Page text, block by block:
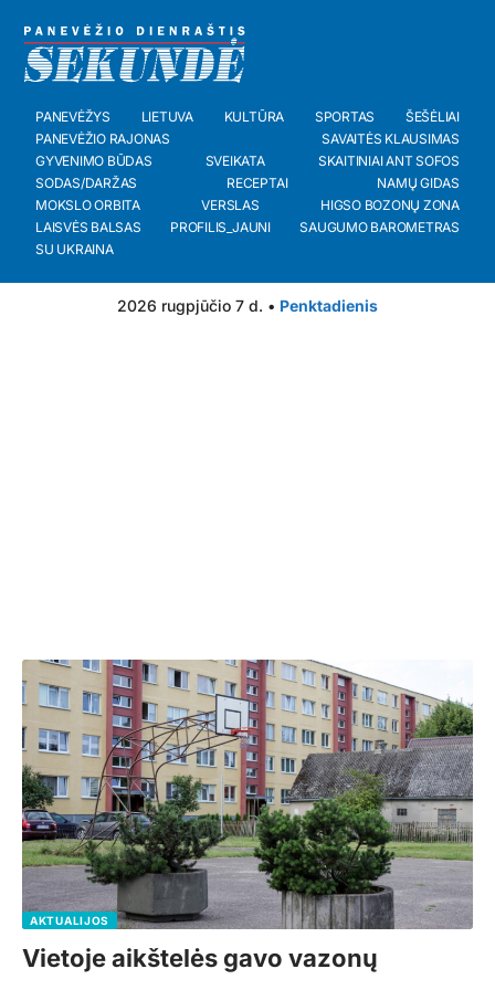
PANEVĖŽYS LIETUVA KULTŪRA SPORTAS
ŠEŠĖLIAI
PANEVĖŽIO RAJONAS
SAVAITĖS KLAUSIMAS
GYVENIMO BŪDAS
SVEIKATA
SKAITINIAI ANT SOFOS
SODAS/DARŽAS
RECEPTAI
NAMŲ GIDAS
MOKSLO ORBITA
VERSLAS
HIGSO BOZONŲ ZONA
LAISVĖS BALSAS
PROFILIS_JAUNI
SAUGUMO BAROMETRAS
SU UKRAINA
2026 rugpjūčio 7 d. • Penktadienis
AKTUALIJOS
Vietoje aikštelės gavo vazonų